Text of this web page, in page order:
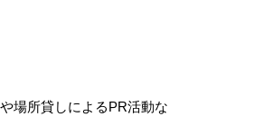
場所貸しによるPR活動な